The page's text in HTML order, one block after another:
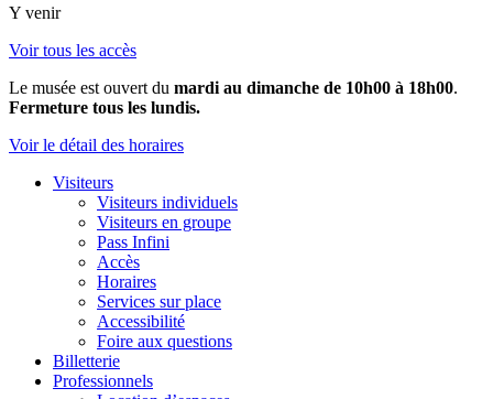
Y venir
Voir tous les accès
Le musée est ouvert du mardi au dimanche de 10h00 à 18h00.
Fermeture tous les lundis.
Voir le détail des horaires
Visiteurs
Visiteurs individuels
Visiteurs en groupe
Pass Infini
Accès
Horaires
Services sur place
Accessibilité
Foire aux questions
Billetterie
Professionnels